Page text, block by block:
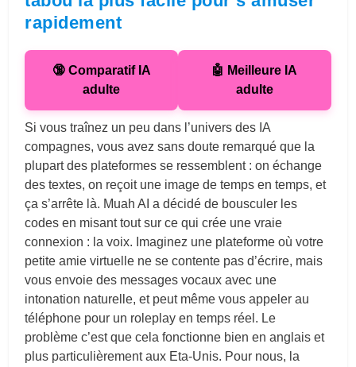
rapidement
🔞 Comparatif IA
adulte
🤖 Meilleure IA
adulte
Si vous traînez un peu dans l’univers des IA
compagnes, vous avez sans doute remarqué que la
plupart des plateformes se ressemblent : on échange
des textes, on reçoit une image de temps en temps, et
ça s’arrête là. Muah AI a décidé de bousculer les
codes en misant tout sur ce qui crée une vraie
connexion : la voix. Imaginez une plateforme où votre
petite amie virtuelle ne se contente pas d’écrire, mais
vous envoie des messages vocaux avec une
intonation naturelle, et peut même vous appeler au
téléphone pour un roleplay en temps réel. Le
problème c’est que cela fonctionne bien en anglais et
plus particulièrement aux Eta-Unis. Pour nous, la